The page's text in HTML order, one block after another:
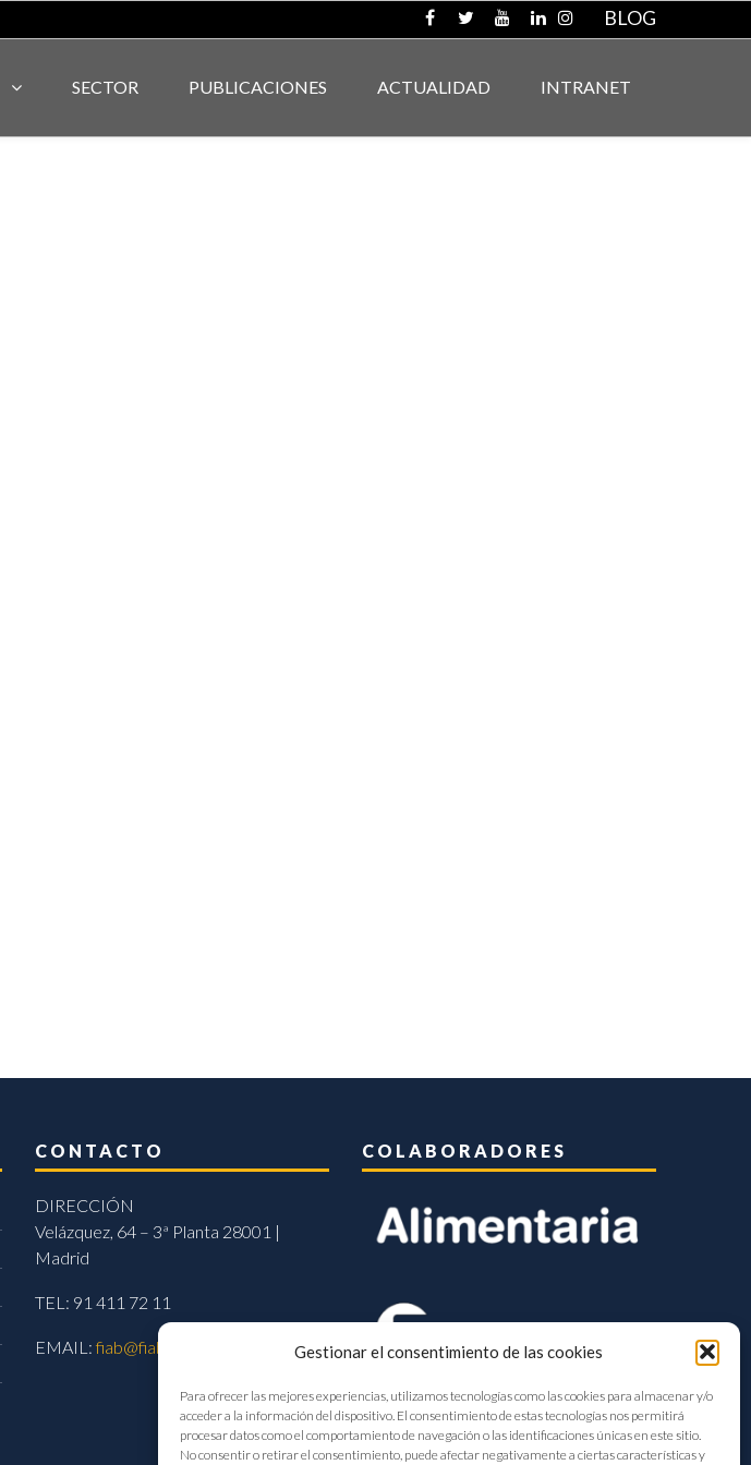
Gestionar el consentimiento de las cookies
Para ofrecer las mejores experiencias, utilizamos tecnologías como las cookies para almacenar y/o
acceder a la información del dispositivo. El consentimiento de estas tecnologías nos permitirá
procesar datos como el comportamiento de navegación o las identificaciones únicas en este sitio.
No consentir o retirar el consentimiento, puede afectar negativamente a ciertas características y
BLOG
SECTOR PUBLICACIONES ACTUALIDAD INTRANET
CONTACTO
DIRECCIÓN
Velázquez, 64 – 3ª Planta 28001 |
Madrid
TEL: 91 411 72 11
EMAIL:fiab@fiab.es
COLABORADORES